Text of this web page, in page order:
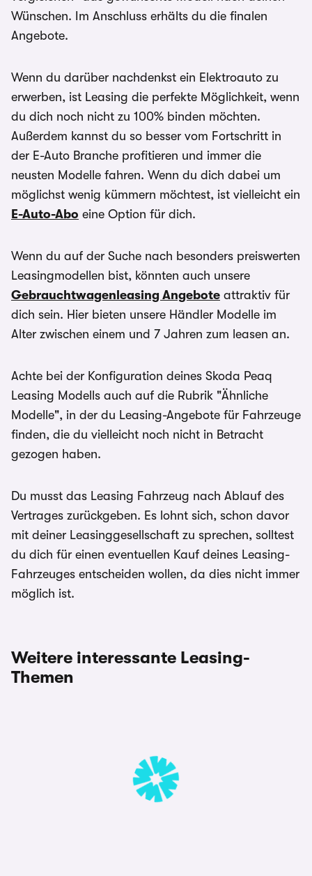
Wünschen. Im Anschluss erhälts du die finalen
Angebote.
Wenn du darüber nachdenkst ein Elektroauto zu
erwerben, ist Leasing die perfekte Möglichkeit, wenn
du dich noch nicht zu 100% binden möchten.
Außerdem kannst du so besser vom Fortschritt in
der E-Auto Branche profitieren und immer die
neusten Modelle fahren. Wenn du dich dabei um
möglichst wenig kümmern möchtest, ist vielleicht ein
E-Auto-Abo eine Option für dich.
Wenn du auf der Suche nach besonders preiswerten
Leasingmodellen bist, könnten auch unsere
Gebrauchtwagenleasing Angebote attraktiv für
dich sein. Hier bieten unsere Händler Modelle im
Alter zwischen einem und 7 Jahren zum leasen an.
Achte bei der Konfiguration deines Skoda Peaq
Leasing Modells auch auf die Rubrik "Ähnliche
Modelle", in der du Leasing-Angebote für Fahrzeuge
finden, die du vielleicht noch nicht in Betracht
gezogen haben.
Du musst das Leasing Fahrzeug nach Ablauf des
Vertrages zurückgeben. Es lohnt sich, schon davor
mit deiner Leasinggesellschaft zu sprechen, solltest
du dich für einen eventuellen Kauf deines Leasing-
Fahrzeuges entscheiden wollen, da dies nicht immer
möglich ist.
Weitere interessante Leasing-
Themen